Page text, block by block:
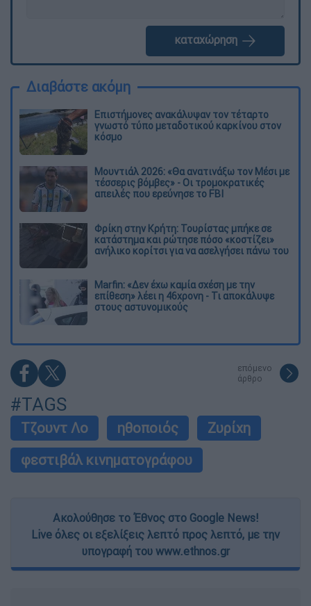
καταχώρηση
Διαβάστε ακόμη
Επιστήμονες ανακάλυψαν τον τέταρτο
γνωστό τύπο μεταδοτικού καρκίνου στον
κόσμο
Μουντιάλ 2026: «Θα ανατινάξω τον Μέσι με
τέσσερις βόμβες» - Οι τρομοκρατικές
απειλές που ερεύνησε το FBI
Φρίκη στην Κρήτη: Τουρίστας μπήκε σε
κατάστημα και ρώτησε πόσο «κοστίζει»
ανήλικο κορίτσι για να ασελγήσει πάνω του
Marfin: «Δεν έχω καμία σχέση με την
επίθεση» λέει η 46χρονη - Τι αποκάλυψε
στους αστυνομικούς
επόμενο
άρθρο
#TAGS
Τζουντ Λο ηθοποιός
Ζυρίχη
φεστιβάλ κινηματογράφου
Ακολούθησε το Έθνος στο Google News!
Live όλες οι εξελίξεις λεπτό προς λεπτό, με την
υπογραφή του www.ethnos.gr